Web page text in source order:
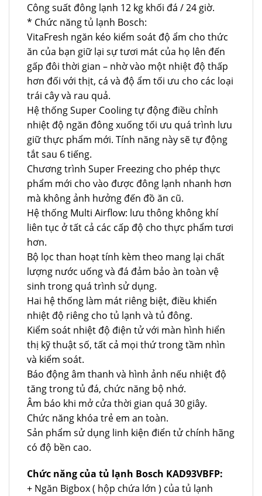
Công suất đông lạnh 12 kg khối đá / 24 giờ.
* Chức năng tủ lạnh Bosch:
VitaFresh ngăn kéo kiểm soát độ ẩm cho thức
ăn của bạn giữ lại sự tươi mát của họ lên đến
gấp đôi thời gian – nhờ vào một nhiệt độ thấp
hơn đối với thịt, cá và độ ẩm tối ưu cho các loại
trái cây và rau quả.
Hệ thống Super Cooling tự động điều chỉnh
nhiệt độ ngăn đông xuống tối ưu quá trình lưu
giữ thực phẩm mới. Tính năng này sẽ tự động
tắt sau 6 tiếng.
Chương trình Super Freezing cho phép thực
phẩm mới cho vào được đông lạnh nhanh hơn
mà không ảnh hưởng đến đồ ăn cũ.
Hệ thống Multi Airflow: lưu thông không khí
liên tục ở tất cả các cấp độ cho thực phẩm tươi
hơn.
Bộ lọc than hoạt tính kèm theo mang lại chất
lượng nước uống và đá đảm bảo àn toàn vệ
sinh trong quá trình sử dụng.
Hai hệ thống làm mát riêng biệt, điều khiển
nhiệt độ riêng cho tủ lạnh và tủ đông.
Kiểm soát nhiệt độ điện tử với màn hình hiển
thị kỹ thuật số, tất cả mọi thứ trong tầm nhìn
và kiểm soát.
Báo động âm thanh và hình ảnh nếu nhiệt độ
tăng trong tủ đá, chức năng bộ nhớ.
Âm báo khi mở cửa thời gian quá 30 giây.
Chức năng khóa trẻ em an toàn.
Sản phẩm sử dụng linh kiện điển tử chính hãng
có độ bền cao.
Chức năng của tủ lạnh Bosch KAD93VBFP:
+ Ngăn Bigbox ( hộp chứa lớn ) của tủ lạnh